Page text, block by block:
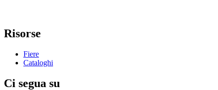
Risorse
Fiere
Cataloghi
Ci segua su